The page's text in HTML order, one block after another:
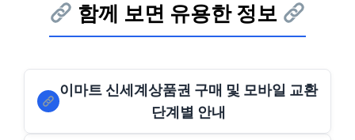
함께 보면 유용한 정보
이마트 신세계상품권 구매 및 모바일 교환
단계별 안내